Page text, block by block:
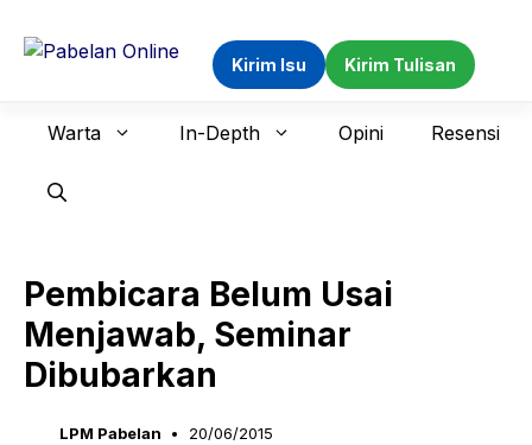
Kirim Isu Kirim Tulisan
Warta In-Depth Opini Resensi
Pembicara Belum Usai
Menjawab, Seminar
Dibubarkan
LPM Pabelan 20/06/2015